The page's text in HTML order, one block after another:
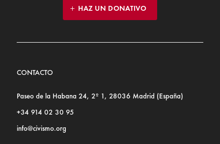
HAZ UN DONATIVO
CONTACTO
Paseo de la Habana 24, 2º 1, 28036 Madrid (España)
+34 914 02 30 95
info@civismo.org